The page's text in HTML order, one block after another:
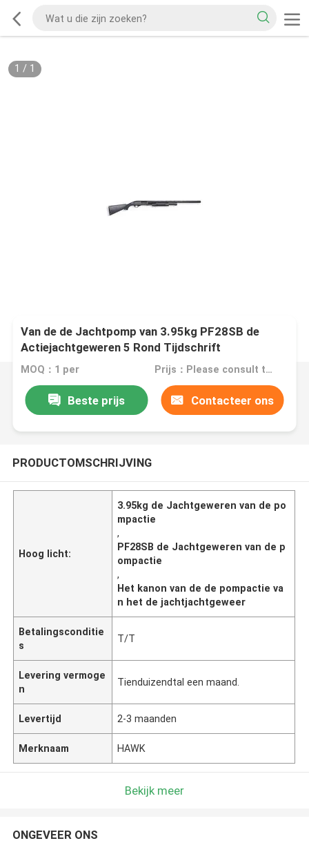
1 / 1
Van de de Jachtpomp van 3.95kg PF28SB de
Actiejachtgeweren 5 Rond Tijdschrift
MOQ：1 per Prijs：Please consult the sales representative for details.
Beste prijs Contacteer ons
PRODUCTOMSCHRIJVING
Hoog licht:
3.95kg de Jachtgeweren van de po
mpactie
,
PF28SB de Jachtgeweren van de p
ompactie
,
Het kanon van de de pompactie va
n het de jachtjachtgeweer
Betalingsconditie
s
T/T
Levering vermoge
n
Tienduizendtal een maand.
Levertijd 2-3 maanden
Merknaam HAWK
Bekijk meer
ONGEVEER ONS